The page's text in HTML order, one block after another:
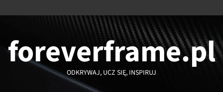
foreverframe.pl
ODKRYWAJ, UCZ SIĘ, INSPIRUJ